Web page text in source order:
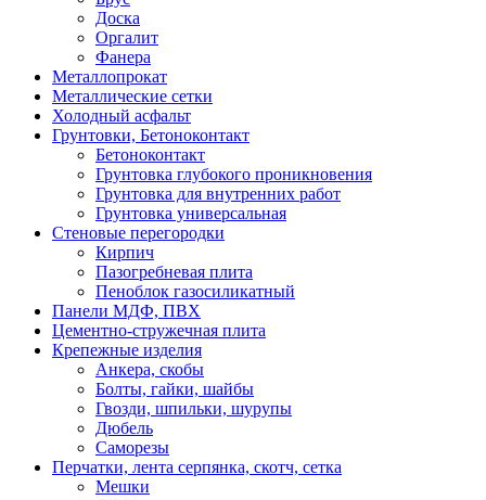
Доска
Оргалит
Фанера
Металлопрокат
Металлические сетки
Холодный асфальт
Грунтовки, Бетоноконтакт
Бетоноконтакт
Грунтовка глубокого проникновения
Грунтовка для внутренних работ
Грунтовка универсальная
Стеновые перегородки
Кирпич
Пазогребневая плита
Пеноблок газосиликатный
Панели МДФ, ПВХ
Цементно-стружечная плита
Крепежные изделия
Анкера, скобы
Болты, гайки, шайбы
Гвозди, шпильки, шурупы
Дюбель
Саморезы
Перчатки, лента серпянка, скотч, сетка
Мешки